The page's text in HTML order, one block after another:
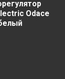
Odace